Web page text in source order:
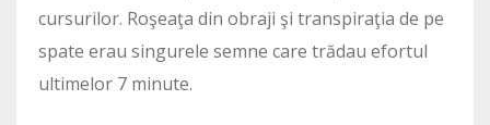
cursurilor. Roşeaţa din obraji şi transpiraţia de pe
spate erau singurele semne care trădau efortul
ultimelor 7 minute.